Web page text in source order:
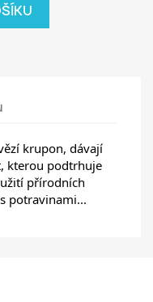
krupon, dávají
kterou podtrhuje
přírodních
potravinami...